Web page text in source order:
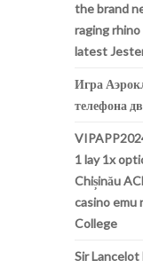
the brand
raging
latest
Игра
телефона
1 lay 1x
Chișinău
casino emu
College
Sir Lancelot